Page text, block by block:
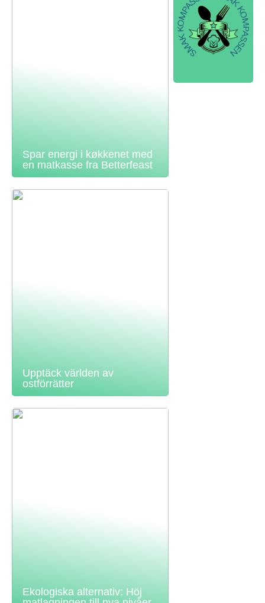
Spar energi i køkkenet med
en matkasse fra Betterfeast
Upptäck världen av
ostförrätter
Ekologiska alternativ: Höj